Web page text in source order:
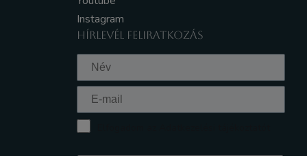
Instagram
HÍRLEVÉL FELIRATKOZÁS